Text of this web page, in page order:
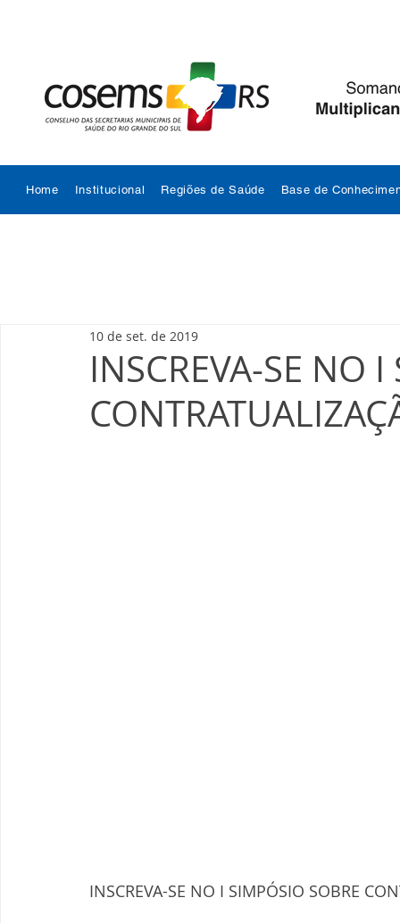
Home Institucional Regiões de Saúde Base de
INSCREVA-SE NO
10 de set. de 2019
INSCREVA-SE NO I SIMPÓSIO SOBRE